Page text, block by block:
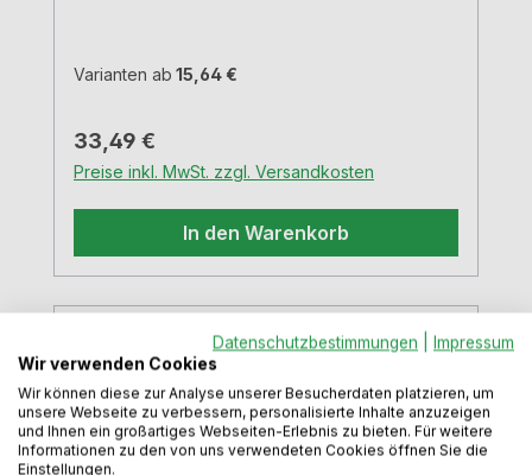
Varianten ab 15,64 €
Regulärer Preis:
33,49 €
Preise inkl. MwSt. zzgl. Versandkosten
In den Warenkorb
Datenschutzbestimmungen
Impressum
Wir verwenden Cookies
Wir können diese zur Analyse unserer Besucherdaten platzieren, um
unsere Webseite zu verbessern, personalisierte Inhalte anzuzeigen
und Ihnen ein großartiges Webseiten-Erlebnis zu bieten. Für weitere
Informationen zu den von uns verwendeten Cookies öffnen Sie die
Einstellungen.